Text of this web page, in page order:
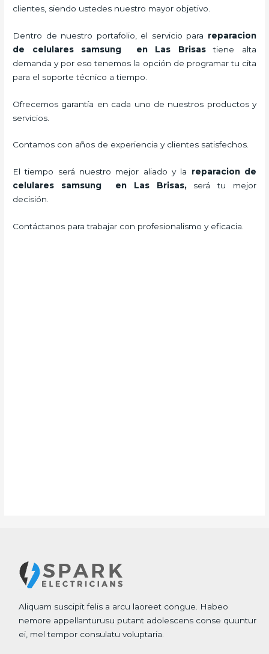
clientes, siendo ustedes nuestro mayor objetivo.
Dentro de nuestro portafolio, el servicio para reparacion
de celulares samsung en Las Brisastiene alta
demanda y por eso tenemos la opción de programar tu cita
para el soporte técnico a tiempo.
Ofrecemos garantía en cada uno de nuestros productos y
servicios.
Contamos con años de experiencia y clientes satisfechos.
El tiempo será nuestro mejor aliado y la reparacion de
celulares samsung en Las Brisas, será tu mejor
decisión.
Contáctanos para trabajar con profesionalismo y eficacia.
Aliquam suscipit felis a arcu laoreet congue. Habeo
nemore appellanturusu putant adolescens conse quuntur
ei, mel tempor consulatu voluptaria.